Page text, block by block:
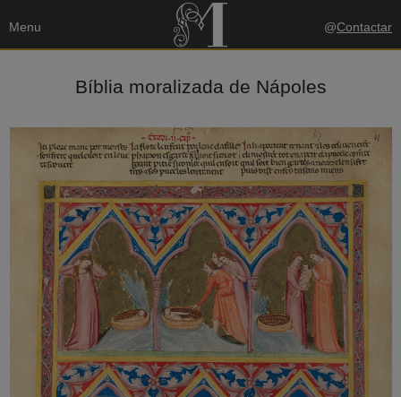
Menu @Contactar
Bíblia moralizada de Nápoles